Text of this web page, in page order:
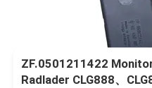
ZF.0501211422
Radlader CLG888、